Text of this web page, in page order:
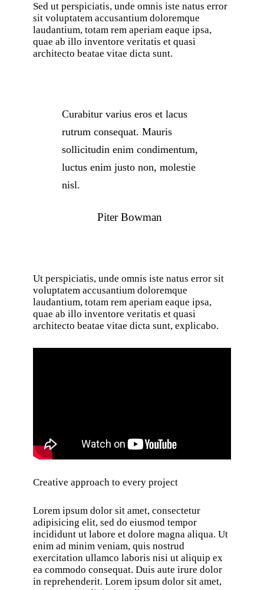
Sed ut perspiciatis, unde omnis iste natus error
sit voluptatem accusantium doloremque
laudantium, totam rem aperiam eaque ipsa,
quae ab illo inventore veritatis et quasi
architecto beatae vitae dicta sunt.
Curabitur varius eros et lacus
rutrum consequat. Mauris
sollicitudin enim condimentum,
luctus enim justo non, molestie
nisl.
Piter Bowman
Ut perspiciatis, unde omnis iste natus error sit
voluptatem accusantium doloremque
laudantium, totam rem aperiam eaque ipsa,
quae ab illo inventore veritatis et quasi
architecto beatae vitae dicta sunt, explicabo.
Creative approach to every project
Lorem ipsum dolor sit amet, consectetur
adipisicing elit, sed do eiusmod tempor
incididunt ut labore et dolore magna aliqua. Ut
enim ad minim veniam, quis nostrud
exercitation ullamco laboris nisi ut aliquip ex
ea commodo consequat. Duis aute irure dolor
in reprehenderit. Lorem ipsum dolor sit amet,